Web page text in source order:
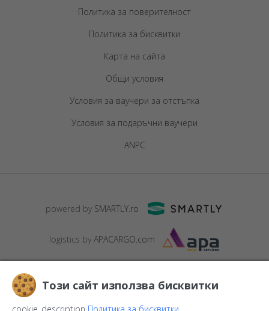
Политика за поверителност
Политика за бисквитки
Карта на сайта
Общи условия
Условия за ваучери за отстъпка
Условия за подаръчни ваучери
ANPC
powered by SMARTLY.ro
logistics by APACARGO.com
Този сайт използва бисквитки